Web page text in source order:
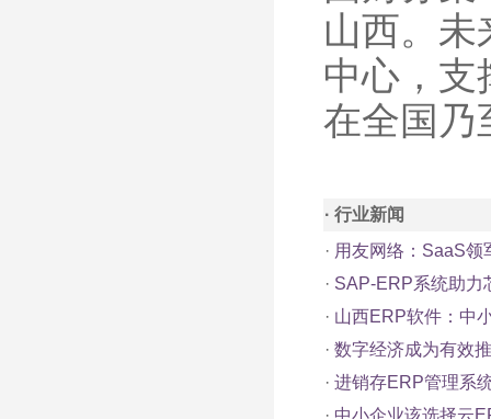
山西。未
中心，支
在全国乃
· 行业新闻
· 用友网络：SaaS领
· SAP-ERP系统助力
· 山西ERP软件：中
· 数字经济成为有效
· 进销存ERP管理系
· 中小企业该选择云